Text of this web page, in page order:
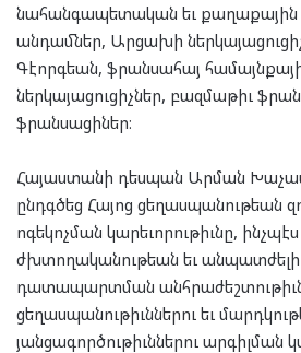
նահանգապետական եւ քաղաքային
անդամներ, Արցախի
Գէորգեան, ֆրանսահայ
ներկայացուցիչներ, բազմաթիւ
ֆրանսացիներ։
Հայաստանի դեսպան Արման
ընդգծեց Հայոց ցեղասպանութեան
ոգեկոչման կարեւորութիւնը,
ժխտողականութեան եւ
դատապարտման
ցեղասպանութիւններու եւ
յանցագործութիւններու արգիլման